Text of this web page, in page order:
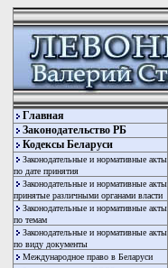
Главная
Законодательство РБ
Кодексы Беларуси
Законодательные и нормативные акты
по дате принятия
Законодательные и нормативные акты
принятые различными органами власти
Законодательные и нормативные акты
по темам
Законодательные и нормативные акты
по виду документы
Международное право в Беларуси